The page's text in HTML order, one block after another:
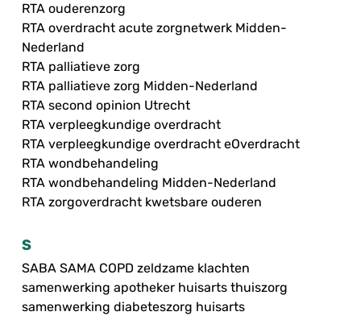
RTA ouderenzorg
RTA overdracht acute zorgnetwerk Midden-
Nederland
RTA palliatieve zorg
RTA palliatieve zorg Midden-Nederland
RTA second opinion Utrecht
RTA verpleegkundige overdracht
RTA verpleegkundige overdracht eOverdracht
RTA wondbehandeling
RTA wondbehandeling Midden-Nederland
RTA zorgoverdracht kwetsbare ouderen
S
SABA SAMA COPD zeldzame klachten
samenwerking apotheker huisarts thuiszorg
samenwerking diabeteszorg huisarts